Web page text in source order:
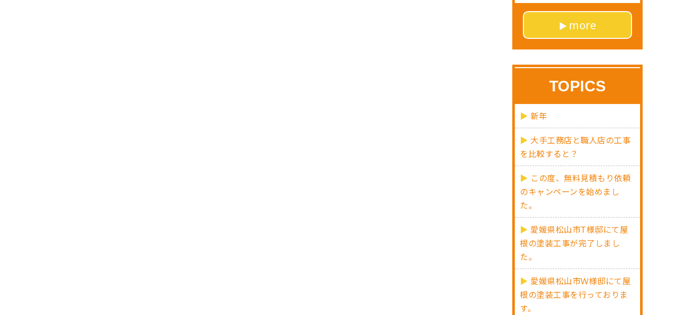
more
TOPICS
新年
大手工務店と職人店の工事
を比較すると？
この度、無料見積もり依頼
のキャンペーンを始めまし
た。
愛媛県松山市T様邸にて屋
根の塗装工事が完了しまし
た。
愛媛県松山市Ｗ様邸にて屋
根の塗装工事を行っておりま
す。